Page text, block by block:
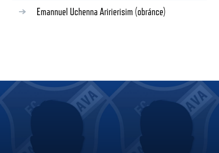
Emannuel Uchenna Aririerisim (obránce)